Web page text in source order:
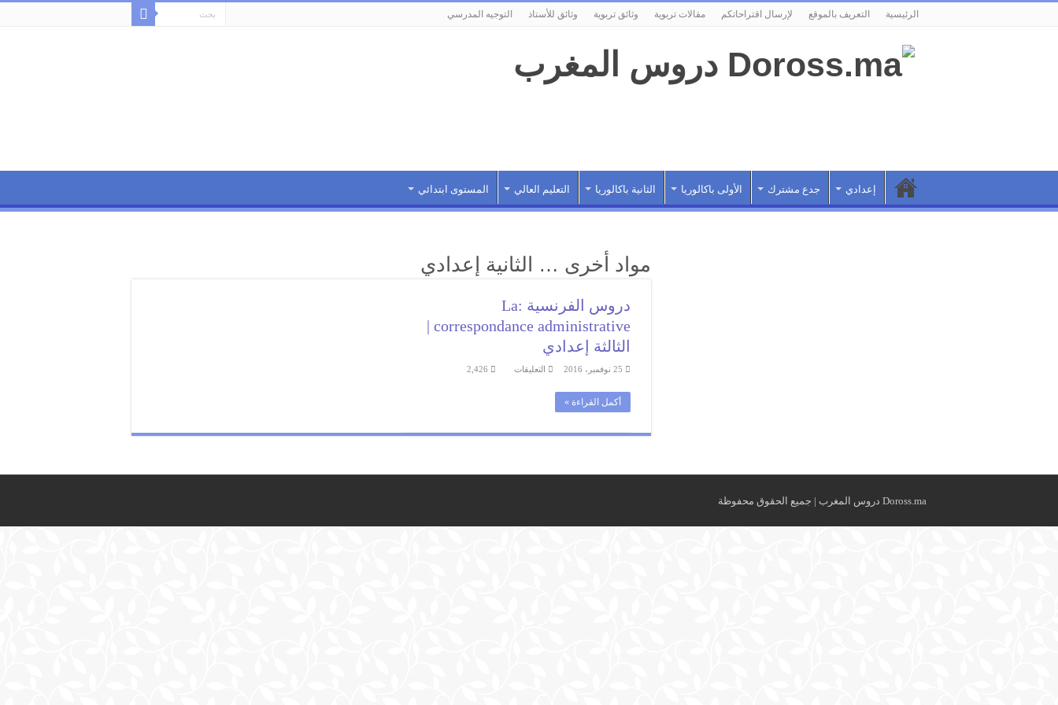
الرئيسية التعريف بالموقع لإرسال اقتراحاتكم مقالات تربوية وثائق تربوية وثائق للأستاذ التوجيه المدرسي
إعدادي جدع مشترك الأولى باكالوريا الثانية باكالوريا التعليم العالي المستوى ابتدائي
مواد أخرى … الثانية إعدادي
دروس الفرنسية :La
correspondance administrative |
الثالثة إعدادي
25 نوفمبر، 2016 التعليقات
الثالثة
2,426
أكمل القراءة »
Doross.ma دروس المغرب | جميع الحقوق محفوظة